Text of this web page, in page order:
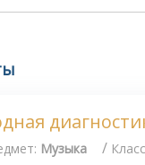
Музыка /